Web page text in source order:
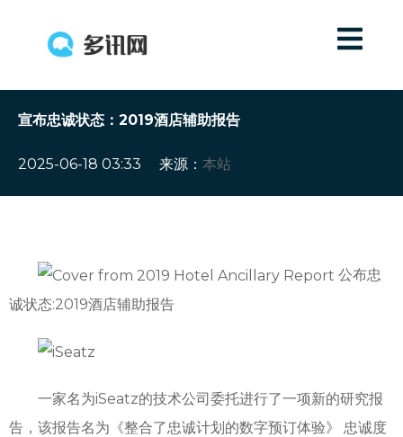
宣布忠诚状态：2019酒店辅助报告
2025-06-18 03:33 来源： 本站
公布忠
诚状态:2019酒店辅助报告
一家名为iSeatz的技术公司委托进行了一项新的研究报
告，该报告名为《整合了忠诚计划的数字预订体验》 忠诚度